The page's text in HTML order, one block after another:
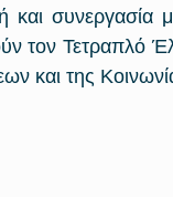
και
τον Τετραπλό
και της